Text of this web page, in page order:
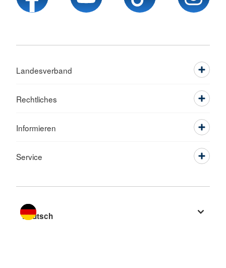
Landesverband
Rechtliches
Informieren
Service
Sprache wechseln zu